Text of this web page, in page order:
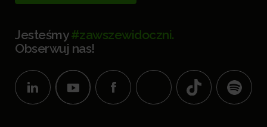
Jesteśmy#zawszewidoczni.
Obserwuj nas!